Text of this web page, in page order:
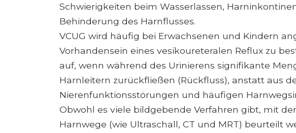
Schwierigkeiten beim Wasserlassen,
Behinderung des Harnflusses.
VCUG wird häufig bei Erwachsenen und Kindern
Vorhandensein eines vesikoureteralen Reflux zu
auf, wenn während des Urinierens signifikante
Harnleitern zurückfließen (Rückfluss), anstatt aus
Nierenfunktionsstörungen und häufigen
Obwohl es viele bildgebende Verfahren gibt, mit
Harnwege (wie Ultraschall, CT und MRT) beurteilt